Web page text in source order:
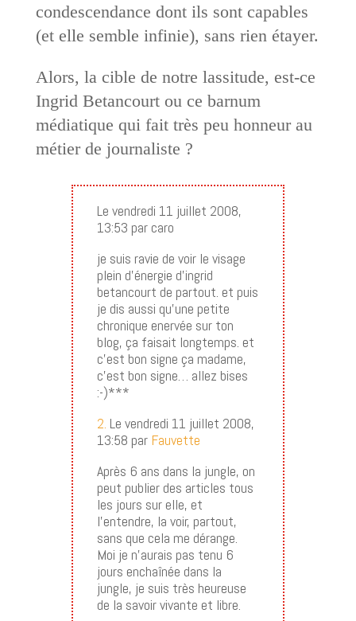
condescendance dont ils sont capables
(et elle semble infinie), sans rien étayer.
Alors, la cible de notre lassitude, est-ce
Ingrid Betancourt ou ce barnum
médiatique qui fait très peu honneur au
métier de journaliste ?
Le vendredi 11 juillet 2008,
13:53 par caro
je suis ravie de voir le visage
plein d’énergie d’ingrid
betancourt de partout. et puis
je dis aussi qu’une petite
chronique enervée sur ton
blog, ça faisait longtemps. et
c’est bon signe ça madame,
c’est bon signe… allez bises
:-)***
2. Le vendredi 11 juillet 2008,
13:58 par Fauvette
Après 6 ans dans la jungle, on
peut publier des articles tous
les jours sur elle, et
l’entendre, la voir, partout,
sans que cela me dérange.
Moi je n’aurais pas tenu 6
jours enchaînée dans la
jungle, je suis très heureuse
de la savoir vivante et libre.